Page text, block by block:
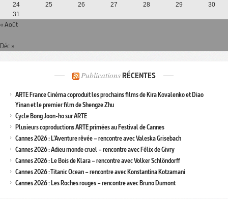
24
25 26 27 28 29
30
31
« Août
Déc »
Publications RÉCENTES
ARTE France Cinéma coproduit les prochains films de Kira Kovalenko et Diao
Yinan et le premier film de Shengze Zhu
Cycle Bong Joon-ho sur ARTE
Plusieurs coproductions ARTE primées au Festival de Cannes
Cannes 2026 : L’Aventure rêvée – rencontre avec Valeska Grisebach
Cannes 2026 : Adieu monde cruel – rencontre avec Félix de Givry
Cannes 2026 : Le Bois de Klara – rencontre avec Volker Schlöndorff
Cannes 2026 : Titanic Ocean – rencontre avec Konstantina Kotzamani
Cannes 2026 : Les Roches rouges – rencontre avec Bruno Dumont